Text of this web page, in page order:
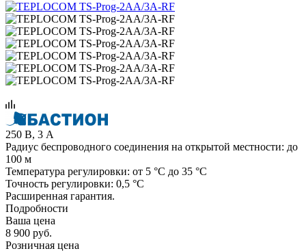
250 В, 3 А
Радиус беспроводного соединения на открытой местности: до
100 м
Температура регулировки: от 5 °С до 35 °С
Точность регулировки: 0,5 °С
Расширенная гарантия.
Подробности
Ваша цена
8 900 руб.
Розничная цена